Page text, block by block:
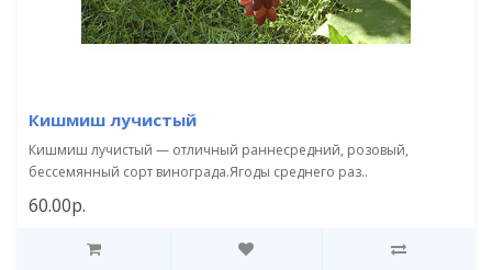
Кишмиш лучистый
Кишмиш лучистый — отличный раннесредний, розовый,
бессемянный сорт винограда.Ягоды среднего раз..
60.00р.